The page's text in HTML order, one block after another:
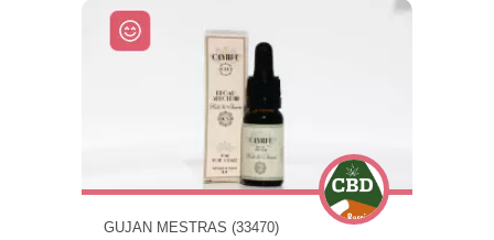
GUJAN MESTRAS (33470)